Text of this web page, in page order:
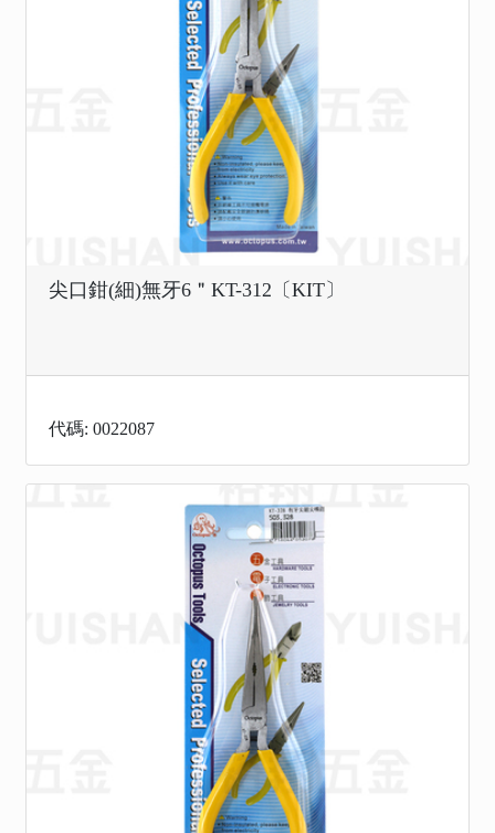
尖口鉗(細)無牙6＂KT-312〔KIT〕
代碼: 0022087